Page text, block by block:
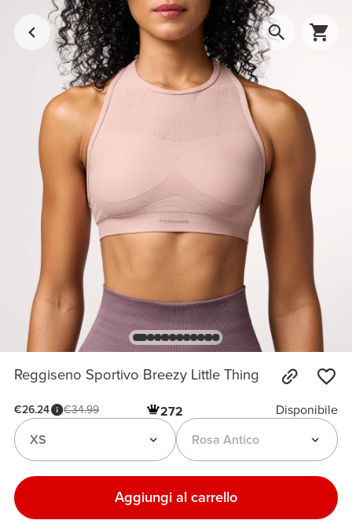
Reggiseno Sportivo Breezy Little Thing
€26.24 €34.99 272
Disponibile
Rosa Antico
XS
Aggiungi al carrello